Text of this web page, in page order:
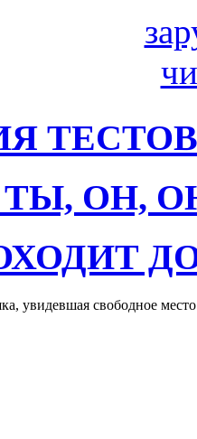
ТЕСТОВ
ТЫ, ОН,
увидевшая свободное